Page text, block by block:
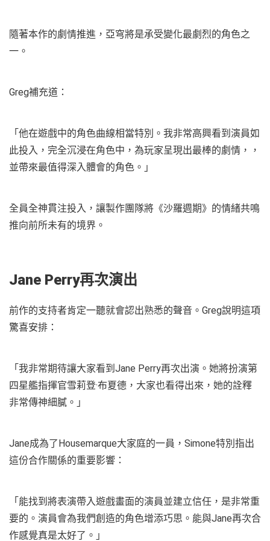
隨著本作的劇情推進，亞穹將是承受變化最劇烈的角色之
一。
Greg補充道：
「他在遊戲中的角色曲線相當特別。我非常高興看到演員如
此投入，完全沉浸在角色中，為玩家呈現出最棒的劇情，，
並帶來最值得深入體會的角色。」
全員全神貫注投入，讓製作團隊將《沙羅週期》的情緒共鳴
推向前所未有的境界。
Jane Perry再次演出
前作的支持者肯定一聽就會認出熟悉的聲音。Greg說明這項
驚喜安排：
「我非常期待讓大家看到Jane Perry再次出演。她將扮演第
四星艦指揮官雪莉登·布夏德，大家也看得出來，她的詮釋
非常傳神細膩。」
Jane成為了Housemarque大家庭的一員，Simone特別指出
這份合作關係的重要影響：
「能找到將表演帶入遊戲畫面的演員並建立信任，是非常重
要的。演員會為我們創造的角色增添巧思。能與Jane再次合
作感覺真是太好了。」